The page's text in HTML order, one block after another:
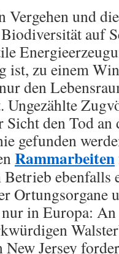
Vergehen und
auf
ist, zu einem
den
Ungezählte
Sicht den Tod
gefunden
Rammarbeiten
ebenfalls
Ortungsorgane
in Europa:
Jersey